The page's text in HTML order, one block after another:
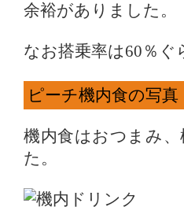
余裕がありました。
なお搭乗率は60％
ピーチ機内食の写真
機内食はおつまみ
た。